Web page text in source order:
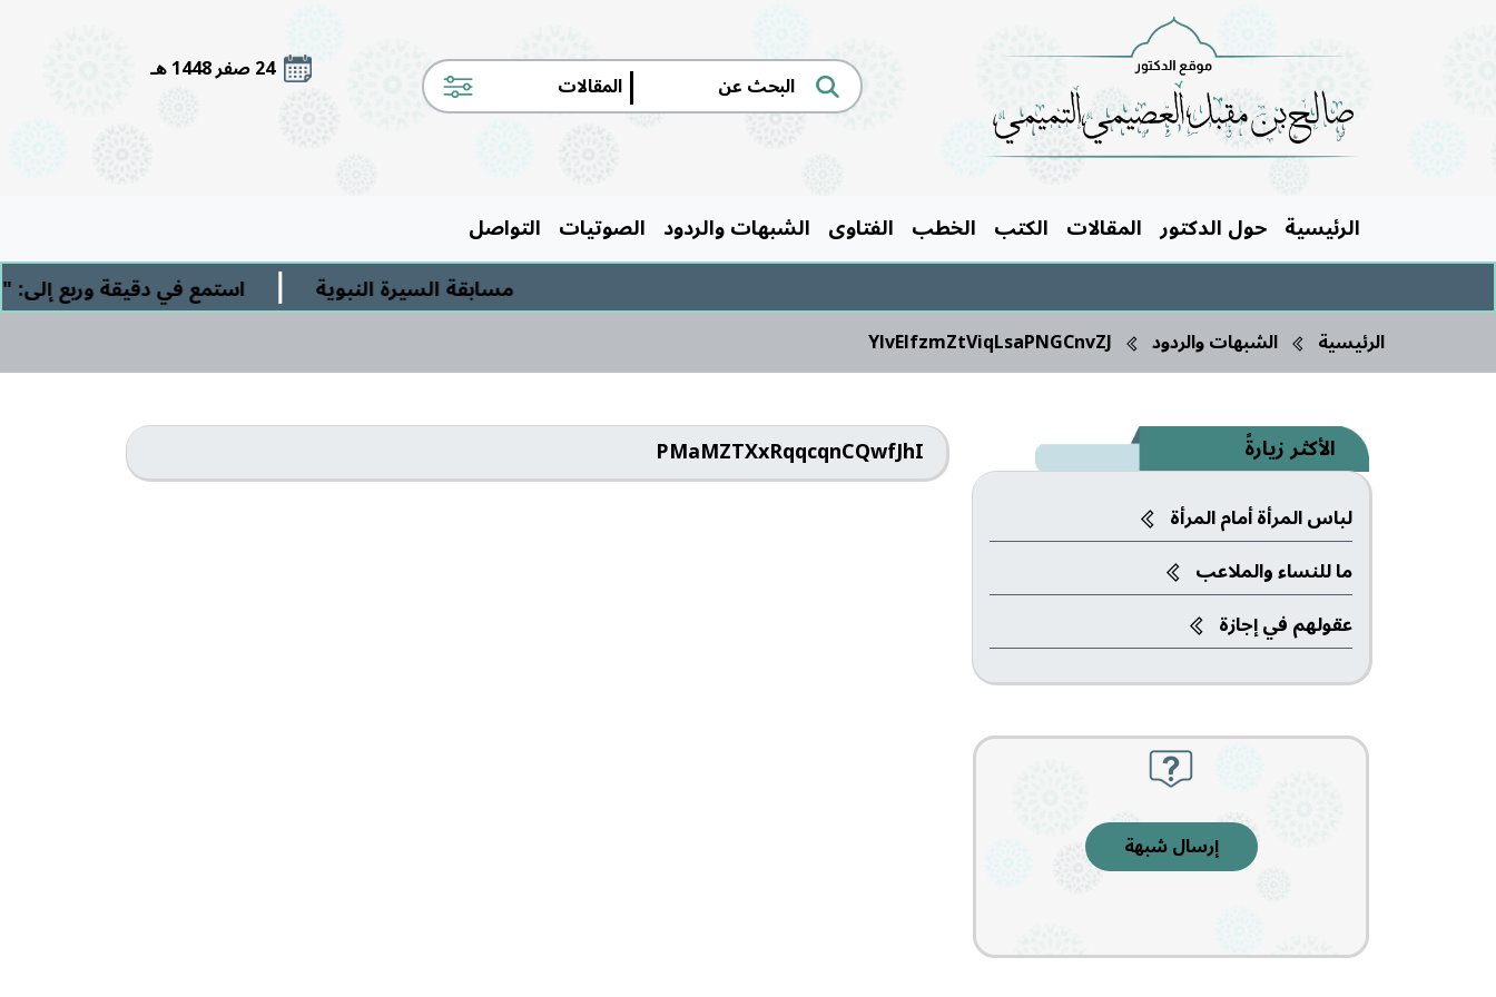
| 24 صفر 1448 هـ
الرئيسية حول الدكتور المقالات الكتب الخطب الفتاوى الشبهات والردود الصوتيات التواصل
مسابقة السيرة النبوية
| استمع في دقيقة وربع إلى: "
الرئيسية الشبهات والردود YlvElfzmZtViqLsaPNGCnvZJ
الأكثر زيارةً
لباس المرأة أمام المرأة
ما للنساء والملاعب‎
عقولهم في إجازة
إرسال شبهة
PMaMZTXxRqqcqnCQwfJhI